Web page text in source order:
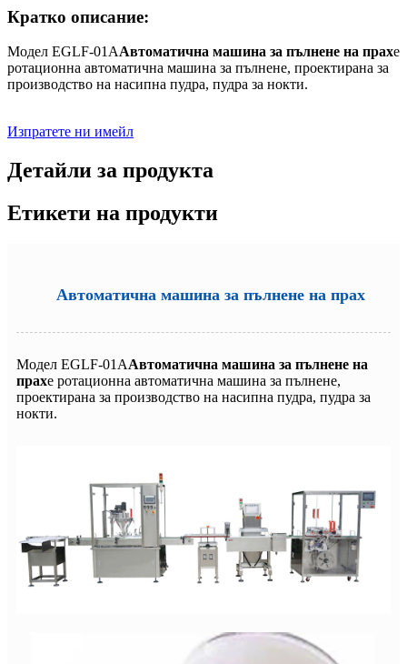
Кратко описание:
Модел EGLF-01AАвтоматична машина за пълнене на прахе
ротационна автоматична машина за пълнене, проектирана за
производство на насипна пудра, пудра за нокти.
Изпратете ни имейл
Детайли за продукта
Етикети на продукти
Автоматична машина за пълнене на прах
Модел EGLF-01AАвтоматична машина за пълнене на
прахе ротационна автоматична машина за пълнене,
проектирана за производство на насипна пудра, пудра за
нокти.